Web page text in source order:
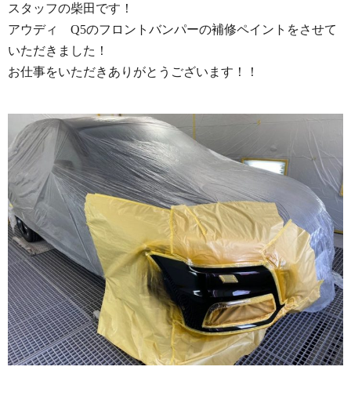
スタッフの柴田です！
アウディ Q5のフロントバンパーの補修ペイントをさせて
いただきました！
お仕事をいただきありがとうございます！！